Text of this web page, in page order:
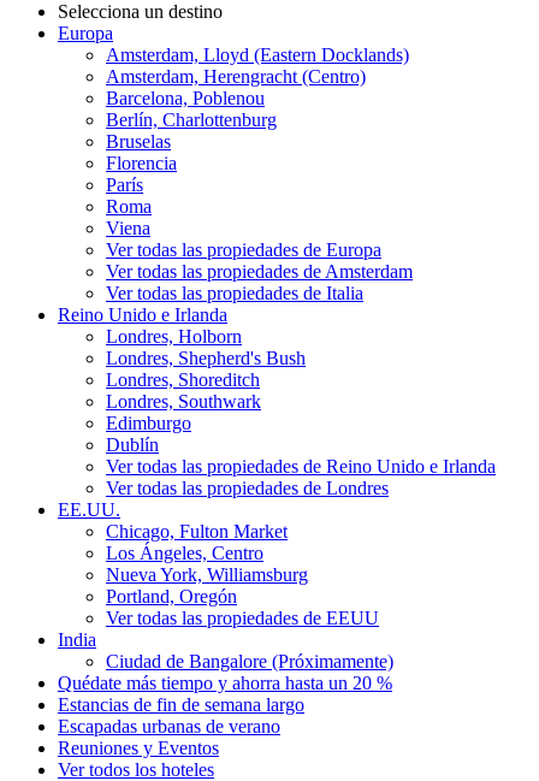
Selecciona un destino
Europa
Amsterdam, Lloyd (Eastern Docklands)
Amsterdam, Herengracht (Centro)
Barcelona, Poblenou
Berlín, Charlottenburg
Bruselas
Florencia
París
Roma
Viena
Ver todas las propiedades de Europa
Ver todas las propiedades de Amsterdam
Ver todas las propiedades de Italia
Reino Unido e Irlanda
Londres, Holborn
Londres, Shepherd's Bush
Londres, Shoreditch
Londres, Southwark
Edimburgo
Dublín
Ver todas las propiedades de Reino Unido e Irlanda
Ver todas las propiedades de Londres
EE.UU.
Chicago, Fulton Market
Los Ángeles, Centro
Nueva York, Williamsburg
Portland, Oregón
Ver todas las propiedades de EEUU
India
Ciudad de Bangalore (Próximamente)
Quédate más tiempo y ahorra hasta un 20 %
Estancias de fin de semana largo
Escapadas urbanas de verano
Reuniones y Eventos
Ver todos los hoteles